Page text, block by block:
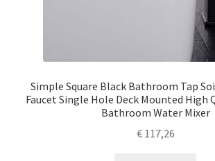
Simple Square Black Bathroom Tap
Faucet Single Hole Deck Mounted High
Bathroom Water Mixer
€117,26